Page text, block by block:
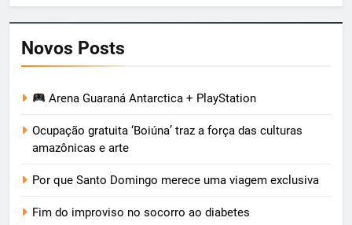
Novos Posts
Arena Guaraná Antarctica + PlayStation
Ocupação gratuita ‘Boiúna’ traz a força das culturas
amazônicas e arte
Por que Santo Domingo merece uma viagem exclusiva
Fim do improviso no socorro ao diabetes